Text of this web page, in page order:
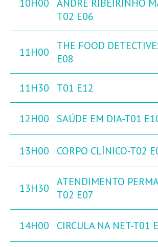
10H00
ANDRÉ RIBEIRINHO
T02 E06
11H00
THE FOOD
E08
11H30 T01 E12
12H00 SAÚDE EM DIA-T01
13H00 CORPO CLÍNICO-T02
13H30
ATENDIMENTO
T02 E07
14H00 CIRCULA NA NET-T01